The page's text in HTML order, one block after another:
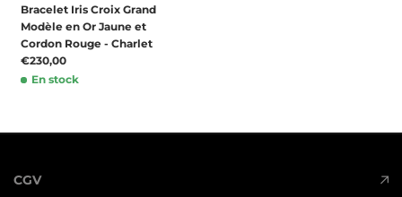
Bracelet Iris Croix Grand
Modèle en Or Jaune et
Cordon Rouge - Charlet
€230,00
En stock
CGV